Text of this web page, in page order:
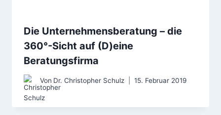
Die Unternehmensberatung – die
360°-Sicht auf (D)eine
Beratungsfirma
Von Dr. Christopher Schulz 15. Februar 2019